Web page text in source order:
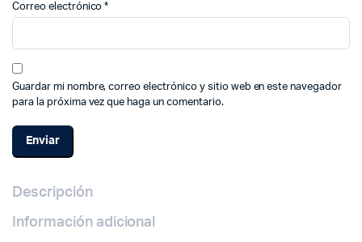
Correo electrónico*
Guardar mi nombre, correo electrónico y sitio web en este navegador
para la próxima vez que haga un comentario.
Descripción
Información adicional